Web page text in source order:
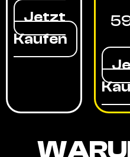
Jetzt
Kaufen